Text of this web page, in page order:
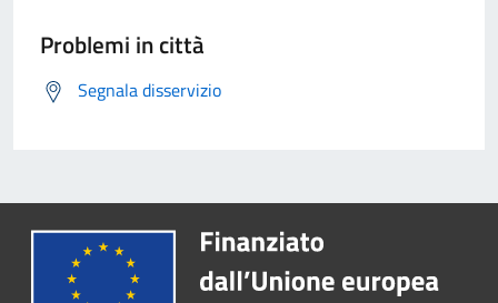
Problemi in città
Segnala disservizio